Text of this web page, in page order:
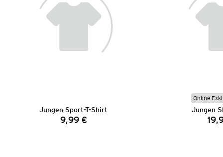
Jungen Sport-T-Shirt
Preis:
9,99 €
Online
Jungen